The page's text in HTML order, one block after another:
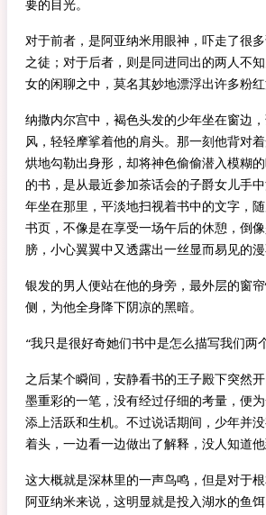
要的目光。
对于前者，是阿亚纳米用眼神，吓走了很
之徒；对于后者，则是同进同出的两人不
女的闲聊之中，莫名其妙地漂浮出许多粉红
纳撒内尔宫中，褐色头发的少年坐在窗边
风，轻轻摩挲着他的肩头。那一刻他背对
烘地勾勒出身形，却将神色偷偷潜入模糊
的书，是从最近参加茶话会的子爵女儿手
年坐在那里，平淡地扫视着书中的文字，
书页，不像是在享受一场午后的休憩，倒
膀，小心翼翼中又透露出一丝显而易见的漫
银发的男人便站在他的身旁，最外层的窗
侧，为他全身降下阴凉的黑暗。
“我只是很好奇她们书中是怎么描写我们两
之后某个瞬间，安静看书的王子殿下突然
墨重彩的一笔，没有经过仔细的考量，便
添上活跃和生机。不过说话期间，少年并
着头，一边看一边做出了解释，没人知道他
这大概就是深林里的一声鸟鸣，但是对于
阿亚纳米来说，这明显就是投入湖水的鱼